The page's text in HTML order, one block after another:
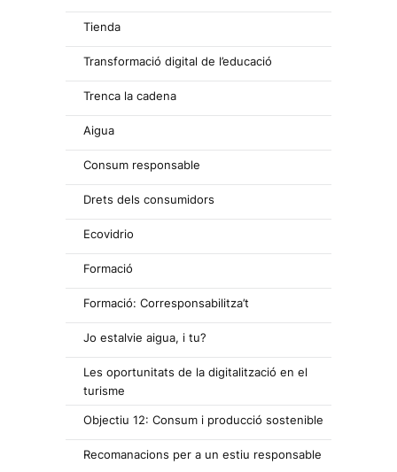
Tienda
Transformació digital de l’educació
Trenca la cadena
Aigua
Consum responsable
Drets dels consumidors
Ecovidrio
Formació
Formació: Corresponsabilitza’t
Jo estalvie aigua, i tu?
Les oportunitats de la digitalització en el
turisme
Objectiu 12: Consum i producció sostenible
Recomanacions per a un estiu responsable